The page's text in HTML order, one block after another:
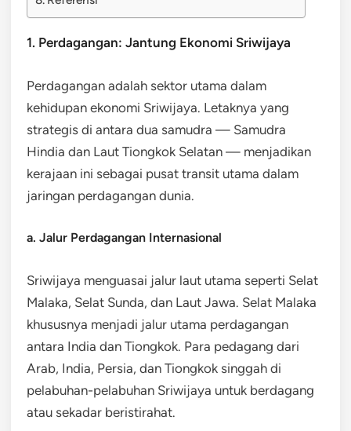
1. Perdagangan: Jantung Ekonomi Sriwijaya
Perdagangan adalah sektor utama dalam
kehidupan ekonomi Sriwijaya. Letaknya yang
strategis di antara dua samudra — Samudra
Hindia dan Laut Tiongkok Selatan — menjadikan
kerajaan ini sebagai pusat transit utama dalam
jaringan perdagangan dunia.
a. Jalur Perdagangan Internasional
Sriwijaya menguasai jalur laut utama seperti Selat
Malaka, Selat Sunda, dan Laut Jawa. Selat Malaka
khususnya menjadi jalur utama perdagangan
antara India dan Tiongkok. Para pedagang dari
Arab, India, Persia, dan Tiongkok singgah di
pelabuhan-pelabuhan Sriwijaya untuk berdagang
atau sekadar beristirahat.